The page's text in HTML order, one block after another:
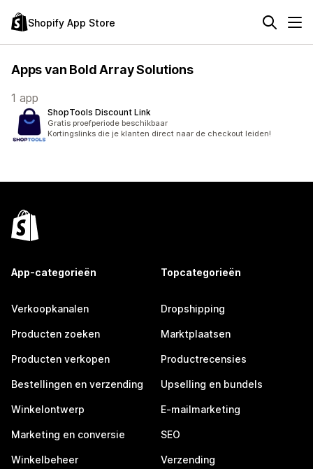
Shopify App Store
Apps van Bold Array Solutions
1 app
ShopTools Discount Link
Gratis proefperiode beschikbaar
Kortingslinks die je klanten direct naar de checkout leiden!
App-categorieën
Verkoopkanalen
Producten zoeken
Producten verkopen
Bestellingen en verzending
Winkelontwerp
Marketing en conversie
Winkelbeheer
Topcategorieën
Dropshipping
Marktplaatsen
Productrecensies
Upselling en bundels
E-mailmarketing
SEO
Verzending